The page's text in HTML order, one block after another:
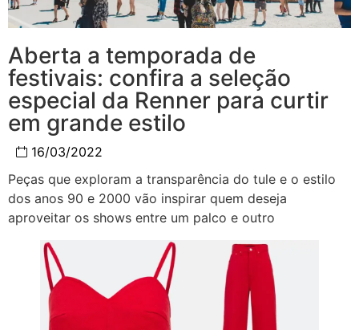
Aberta a temporada de
festivais: confira a seleção
especial da Renner para curtir
em grande estilo
16/03/2022
Peças que exploram a transparência do tule e o estilo
dos anos 90 e 2000 vão inspirar quem deseja
aproveitar os shows entre um palco e outro